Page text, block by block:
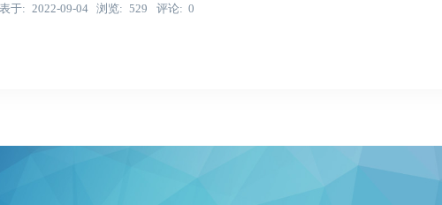
于 2022-09-04 浏览 529 评论 0